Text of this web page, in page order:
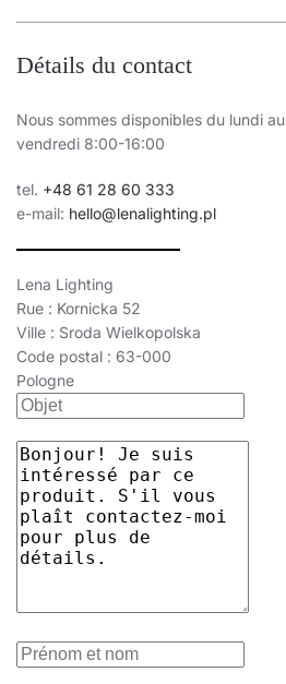
Détails du contact
Nous sommes disponibles du lundi au
vendredi 8:00-16:00
tel. +48 61 28 60 333
e-mail: hello@lenalighting.pl
Lena Lighting
Rue : Kornicka 52
Ville : Sroda Wielkopolska
Code postal : 63-000
Pologne